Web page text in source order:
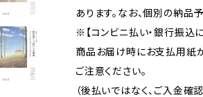
あります。なお、個別の納品
※【コンビニ払い・銀行振込
商品お届け時にお支払用紙
ご注意ください。
（後払いではなく、ご入金確